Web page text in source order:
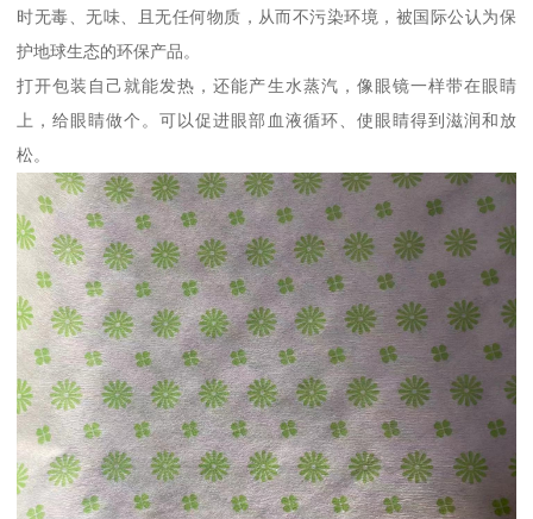
时无毒、无味、且无任何物质，从而不污染环境，被国际公认为保
护地球生态的环保产品。
打开包装自己就能发热，还能产生水蒸汽，像眼镜一样带在眼睛
上，给眼睛做个。可以促进眼部血液循环、使眼睛得到滋润和放
松。